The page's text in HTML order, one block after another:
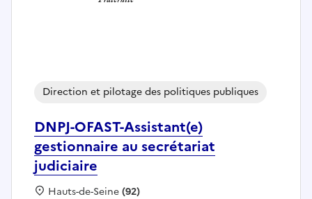
DNPJ-OFAST-Assistant(e)
gestionnaire au secrétariat
judiciaire
Direction et pilotage des politiques publiques
Localisation :
Hauts-de-Seine(92)